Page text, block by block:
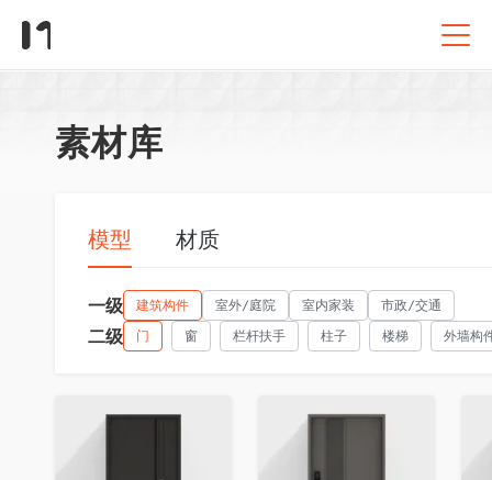
素材库
模型 材质
一级 建筑构件 室外/庭院 室内家装 市政/交通
二级 门 窗 栏杆扶手 柱子 楼梯 外墙构
收藏 收藏